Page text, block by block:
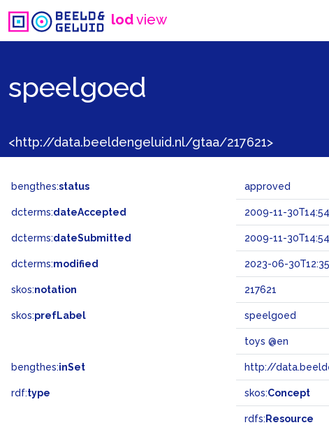
lodview
speelgoed
<http://data.beeldengeluid.nl/gtaa/217621>
bengthes:status approved
dcterms:dateAccepted 2009-11-
dcterms:dateSubmitted 2009-11-
dcterms:modified 2023-06-
skos:notation 217621
skos:prefLabel speelgoed
toys @en
bengthes:inSet http://
rdf:type skos:Concept
rdfs: Resource